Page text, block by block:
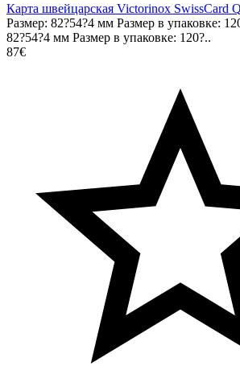
Карта швейцарская Victorinox SwissCard
Размер: 82?54?4 мм Размер в упаковке:
82?54?4 мм Размер в упаковке: 120?..
87€